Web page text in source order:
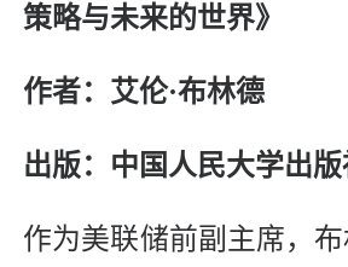
策略与未来的世界》
作者：艾伦·布林德
出版：中国人民大学出版
作为美联储前副主席，